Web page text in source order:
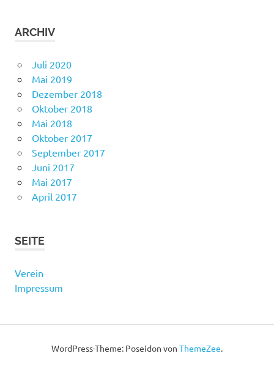
ARCHIV
Juli 2020
Mai 2019
Dezember 2018
Oktober 2018
Mai 2018
Oktober 2017
September 2017
Juni 2017
Mai 2017
April 2017
SEITE
Verein
Impressum
WordPress-Theme: Poseidon von ThemeZee.